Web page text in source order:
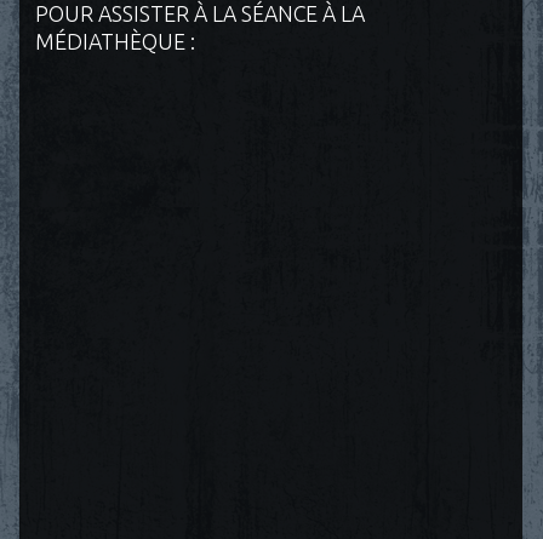
POUR ASSISTER À LA SÉANCE À LA
MÉDIATHÈQUE :